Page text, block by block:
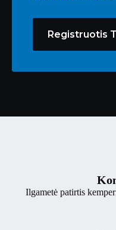
Registruotis
Ilgametė patirtis